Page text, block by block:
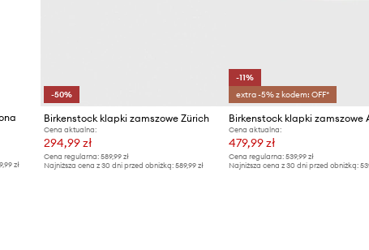
zł
-50%
Birkenstock klapki zamszowe Zürich
Cena aktualna:
294,99 zł
Cena regularna: 589,99 zł
Najniższa cena z 30 dni przed obniżką: 589,99 zł
-11%
extra -5% z kodem: OFF*
Birkenstock klapki zamszowe
Cena aktualna:
479,99 zł
Cena regularna: 539,99 zł
Najniższa cena z 30 dni przed obniżką: